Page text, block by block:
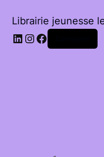
Librairie jeunesse
LinkedIn
Instagram
Facebook